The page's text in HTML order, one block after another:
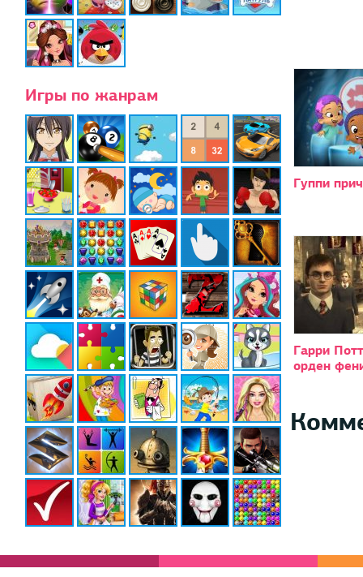
Игры по жанрам
Гуппи
Гарри
орден